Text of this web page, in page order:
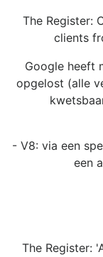
The Register:
clients
Google heeft
opgelost (alle
- V8: via een
een
The Register: